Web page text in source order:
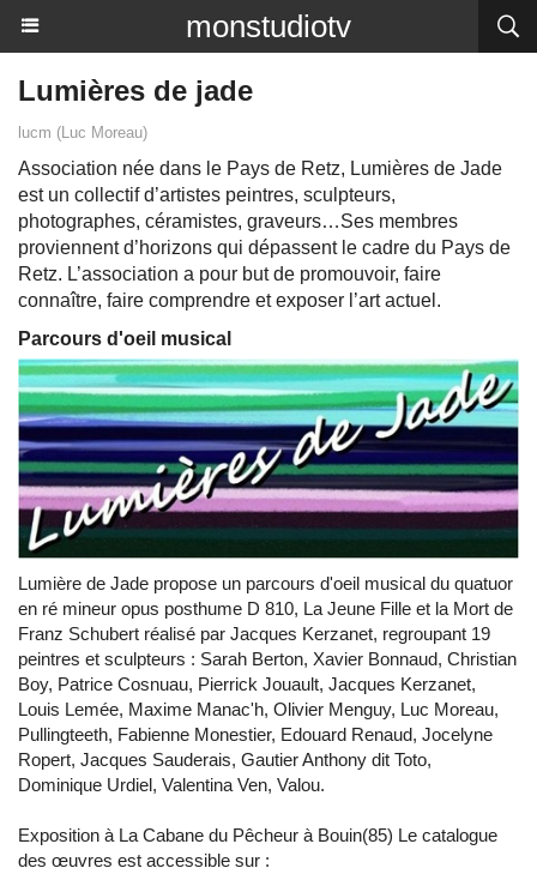
monstudiotv
Lumières de jade
lucm (Luc Moreau)
Association née dans le Pays de Retz, Lumières de Jade
est un collectif d’artistes peintres, sculpteurs,
photographes, céramistes, graveurs…Ses membres
proviennent d’horizons qui dépassent le cadre du Pays de
Retz. L’association a pour but de promouvoir, faire
connaître, faire comprendre et exposer l’art actuel.
Parcours d'oeil musical
Lumière de Jade propose un parcours d'oeil musical du quatuor
en ré mineur opus posthume D 810, La Jeune Fille et la Mort de
Franz Schubert réalisé par Jacques Kerzanet, regroupant 19
peintres et sculpteurs : Sarah Berton, Xavier Bonnaud, Christian
Boy, Patrice Cosnuau, Pierrick Jouault, Jacques Kerzanet,
Louis Lemée, Maxime Manac'h, Olivier Menguy, Luc Moreau,
Pullingteeth, Fabienne Monestier, Edouard Renaud, Jocelyne
Ropert, Jacques Sauderais, Gautier Anthony dit Toto,
Dominique Urdiel, Valentina Ven, Valou.
Exposition à La Cabane du Pêcheur à Bouin(85) Le catalogue
des œuvres est accessible sur :